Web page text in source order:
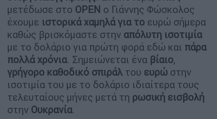
μετέδωσε στο OPEN ο Γιάννης Φώσκολος
έχουμε ιστορικά χαμηλά για το ευρώ σήμερα
καθώς βρισκόμαστε στην απόλυτη ισοτιμία
με το δολάριο για πρώτη φορά εδώ και πάρα
πολλά χρόνια. Σημειώνεται ένα βίαιο,
γρήγορο καθοδικό σπιράλ του ευρώ στην
ισοτιμία του με το δολάριο ιδιαίτερα τους
τελευταίους μήνες μετά τη ρωσική εισβολή
στην Ουκρανία.